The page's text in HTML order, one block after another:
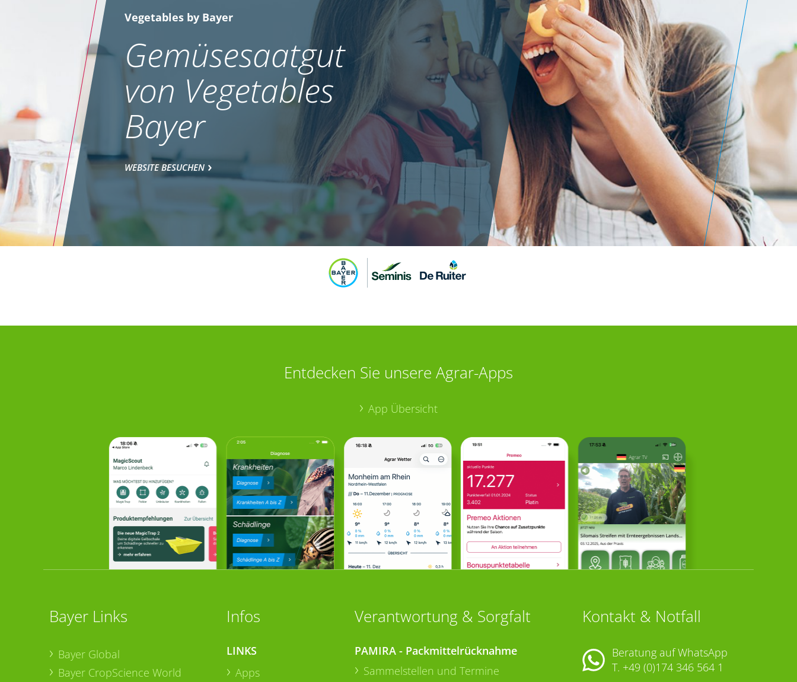
Vegetables by Bayer
Gemüsesaatgut
von Vegetables
Bayer
WEBSITE BESUCHEN
Entdecken Sie unsere Agrar-Apps
App Übersicht
Bayer Links
Bayer Global
Bayer CropScience World
Infos
LINKS
Apps
Verantwortung & Sorgfalt
PAMIRA - Packmittelrücknahme
Sammelstellen und Termine
Kontakt & Notfall
Beratung auf WhatsApp
T. +49 (0)174 346 564 1